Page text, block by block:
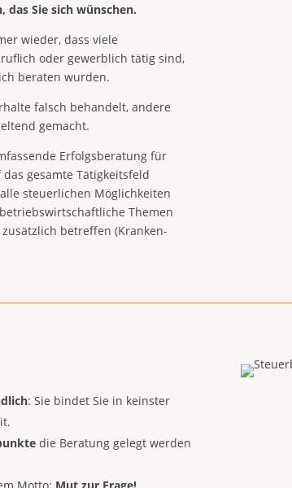
das Sie sich wünschen.
wieder, dass viele
oder gewerblich tätig sind,
beraten wurden.
falsch behandelt, andere
gemacht.
Erfolgsberatung für
gesamte Tätigkeitsfeld
steuerlichen Möglichkeiten
Themen
betreffen (Kranken-
: Sie bindet Sie in keinster
die Beratung gelegt werden